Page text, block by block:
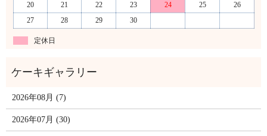
20
21 22 23 24 25
26
27
28 29 30
定休日
2026年08月 (7)
2026年07月 (30)